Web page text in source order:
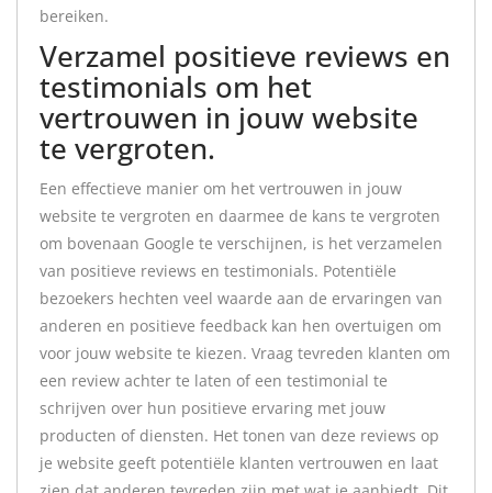
bereiken.
Verzamel positieve reviews en
testimonials om het
vertrouwen in jouw website
te vergroten.
Een effectieve manier om het vertrouwen in jouw
website te vergroten en daarmee de kans te vergroten
om bovenaan Google te verschijnen, is het verzamelen
van positieve reviews en testimonials. Potentiële
bezoekers hechten veel waarde aan de ervaringen van
anderen en positieve feedback kan hen overtuigen om
voor jouw website te kiezen. Vraag tevreden klanten om
een review achter te laten of een testimonial te
schrijven over hun positieve ervaring met jouw
producten of diensten. Het tonen van deze reviews op
je website geeft potentiële klanten vertrouwen en laat